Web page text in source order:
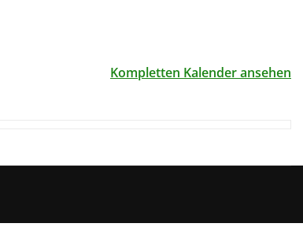
Kompletten Kalender ansehen